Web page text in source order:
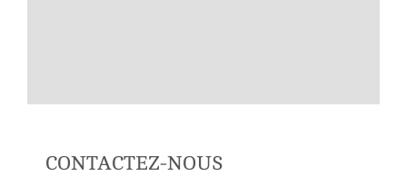
CONTACTEZ-NOUS